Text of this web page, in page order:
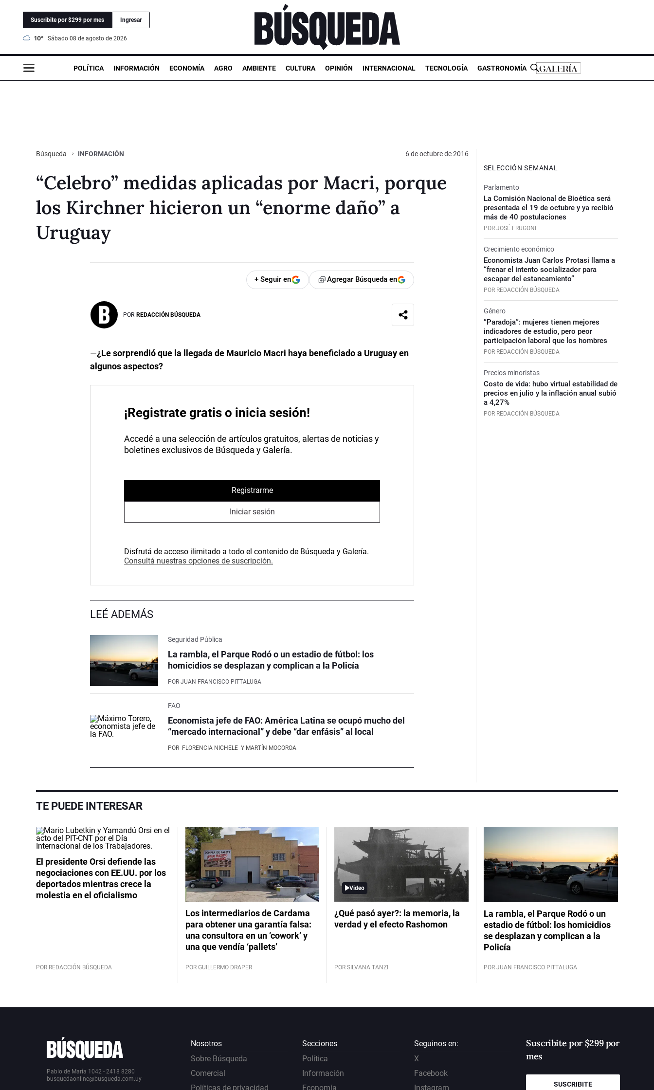
Suscribite por $299 por mes Ingresar
10° sábado 08 de agosto de 2026
POLÍTICA INFORMACIÓN ECONOMÍA AGRO AMBIENTE CULTURA OPINIÓN INTERNACIONAL TECNOLOGÍA GASTRONOMÍA
Búsqueda INFORMACIÓN 6 de octubre de 2016
“Celebro” medidas aplicadas por Macri, porque
los Kirchner hicieron un “enorme daño” a
Uruguay
+ Seguir en Agregar Búsqueda en
POR REDACCIÓN BÚSQUEDA
—¿Le sorprendió que la llegada de Mauricio Macri haya beneficiado a Uruguay en
algunos aspectos?
¡Registrate gratis o inicia sesión!
Accedé a una selección de artículos gratuitos, alertas de noticias y
boletines exclusivos de Búsqueda y Galería.
Registrarme
Iniciar sesión
Disfrutá de acceso ilimitado a todo el contenido de Búsqueda y Galería.
Consultá nuestras opciones de suscripción.
LEÉ ADEMÁS
Seguridad Pública
La rambla, el Parque Rodó o un estadio de fútbol: los
homicidios se desplazan y complican a la Policía
POR JUAN FRANCISCO PITTALUGA
FAO
Economista jefe de FAO: América Latina se ocupó mucho del
“mercado internacional” y debe “dar enfásis” al local
POR FLORENCIA NICHELE Y MARTÍN MOCOROA
SELECCIÓN SEMANAL
Parlamento
La Comisión Nacional de Bioética será
presentada el 19 de octubre y ya recibió
más de 40 postulaciones
POR JOSÉ FRUGONI
Crecimiento económico
Economista Juan Carlos Protasi llama a
“frenar el intento socializador para
escapar del estancamiento”
POR REDACCIÓN BÚSQUEDA
Género
“Paradoja”: mujeres tienen mejores
indicadores de estudio, pero peor
participación laboral que los hombres
POR REDACCIÓN BÚSQUEDA
Precios minoristas
Costo de vida: hubo virtual estabilidad de
precios en julio y la inflación anual subió
a 4,27%
POR REDACCIÓN BÚSQUEDA
TE PUEDE INTERESAR
El presidente Orsi defiende las
negociaciones con EE.UU. por los
deportados mientras crece la
molestia en el oficialismo
POR REDACCIÓN BÚSQUEDA
Los intermediarios de Cardama
para obtener una garantía falsa:
una consultora en un ‘cowork’ y
una que vendía ‘pallets’
POR GUILLERMO DRAPER
Video
¿Qué pasó ayer?: la memoria, la
verdad y el efecto Rashomon
POR SILVANA TANZI
La rambla, el Parque Rodó o un
estadio de fútbol: los homicidios
se desplazan y complican a la
Policía
POR JUAN FRANCISCO PITTALUGA
Pablo de María 1042 - 2418 8280
busquedaonline@busqueda.com.uy
Nosotros
Sobre Búsqueda
Comercial
Políticas de privacidad
Secciones
Política
Información
Economía
Seguinos en:
X
Facebook
Instagram
Suscribite por $299 por
mes
SUSCRIBITE